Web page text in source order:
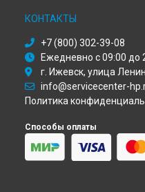
Красноярске
Ремонт принтера Color
Ульяновске
Ремонт принтера Color
Ремонт принтера Color
Ремонт принтера Color
КОНТАКТЫ
+7 (800) 302-39-08
Ежедневно с 09:00 до
г. Ижевск, улица
info@servicecenter-
Политика
Способы оплаты